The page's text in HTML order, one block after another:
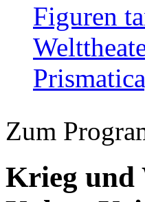
Figuren
Zum
Krieg und